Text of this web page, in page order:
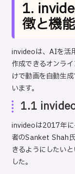
1.
徴と機能
invideoは、AIを活
作成できるオンラ
けで動画を自動生
います。
1.1
invideoは2017年に
者のSanket Shah
きるようにしたい
した。